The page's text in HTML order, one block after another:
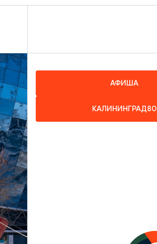
Тинтерис.
Гурьевск
АФИША
КАЛИНИНГРАД80